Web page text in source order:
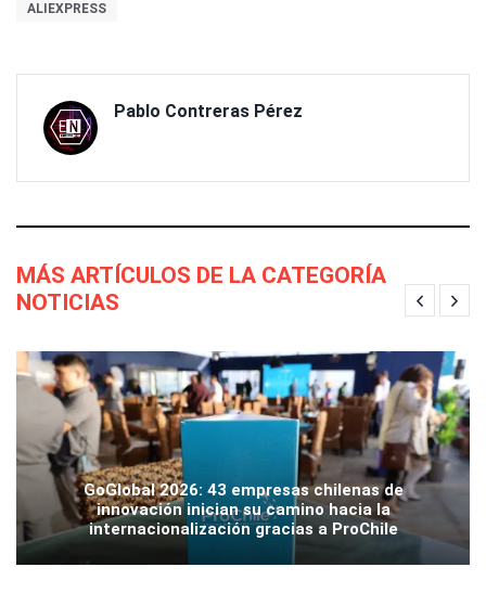
ALIEXPRESS
Pablo Contreras Pérez
MÁS ARTÍCULOS DE LA CATEGORÍA
NOTICIAS
GoGlobal 2026: 43 empresas chilenas de
innovación inician su camino hacia la
internacionalización gracias a ProChile